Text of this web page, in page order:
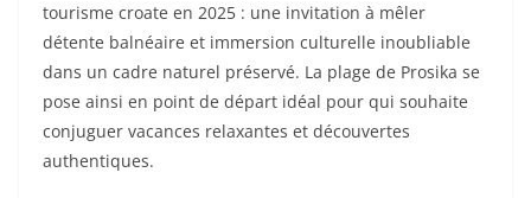
tourisme croate en 2025 : une invitation à mêler
détente balnéaire et immersion culturelle inoubliable
dans un cadre naturel préservé. La plage de Prosika se
pose ainsi en point de départ idéal pour qui souhaite
conjuguer vacances relaxantes et découvertes
authentiques.